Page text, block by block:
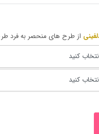
از طرح های منحصر به